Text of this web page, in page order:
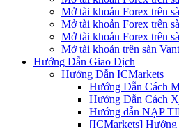
Mở tài khoản Forex trên
Mở tài khoản Forex trên
Mở tài khoản Forex trên
Mở tài khoản trên sàn
Hướng Dẫn Giao Dịch
Hướng Dẫn ICMarkets
Hướng Dẫn Cách
Hướng Dẫn Cách
Hướng dẫn NẠP
[ICMarkets] Hướng